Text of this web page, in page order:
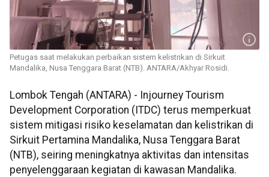
Petugas saat melakukan perbaikan sistem kelistrikan di Sirkuit
Mandalika, Nusa Tenggara Barat (NTB). ANTARA/Akhyar Rosidi.
Lombok Tengah (ANTARA) - Injourney Tourism
Development Corporation (ITDC) terus memperkuat
sistem mitigasi risiko keselamatan dan kelistrikan di
Sirkuit Pertamina Mandalika, Nusa Tenggara Barat
(NTB), seiring meningkatnya aktivitas dan intensitas
penyelenggaraan kegiatan di kawasan Mandalika.